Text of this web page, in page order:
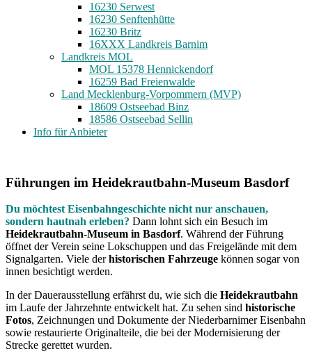
16230 Serwest
16230 Senftenhütte
16230 Britz
16XXX Landkreis Barnim
Landkreis MOL
MOL 15378 Hennickendorf
16259 Bad Freienwalde
Land Mecklenburg-Vorpommern (MVP)
18609 Ostseebad Binz
18586 Ostseebad Sellin
Info für Anbieter
Führungen im Heidekrautbahn-Museum Basdorf
Du möchtest Eisenbahngeschichte nicht nur anschauen,
sondern hautnah erleben? Dann lohnt sich ein Besuch im
Heidekrautbahn-Museum in Basdorf. Während der Führung
öffnet der Verein seine Lokschuppen und das Freigelände mit dem
Signalgarten. Viele derhistorischen Fahrzeuge können sogar von
innen besichtigt werden.
In der Dauerausstellung erfährst du, wie sich die Heidekrautbahn
im Laufe der Jahrzehnte entwickelt hat. Zu sehen sind historische
Fotos, Zeichnungen und Dokumente der Niederbarnimer Eisenbahn
sowie restaurierte Originalteile, die bei der Modernisierung der
Strecke gerettet wurden.